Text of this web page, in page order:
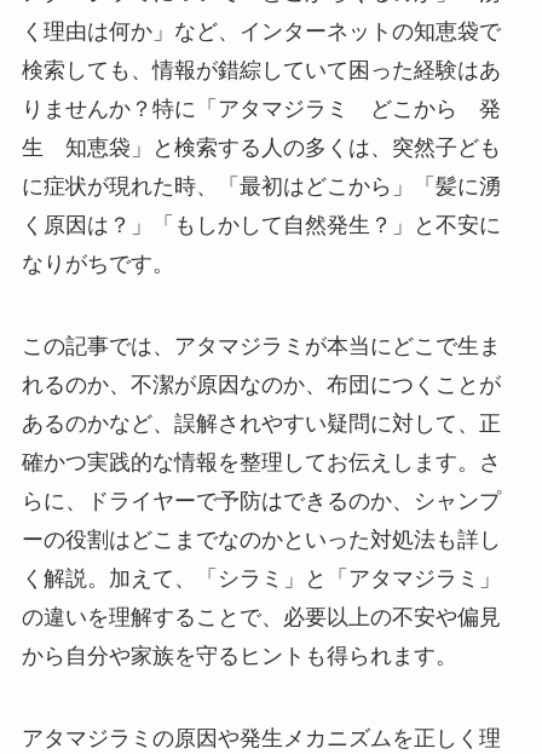
く理由は何か」など、インターネットの知恵袋で
検索しても、情報が錯綜していて困った経験はあ
りませんか？特に「アタマジラミ どこから 発
生 知恵袋」と検索する人の多くは、突然子ども
に症状が現れた時、「最初はどこから」「髪に湧
く原因は？」「もしかして自然発生？」と不安に
なりがちです。
この記事では、アタマジラミが本当にどこで生ま
れるのか、不潔が原因なのか、布団につくことが
あるのかなど、誤解されやすい疑問に対して、正
確かつ実践的な情報を整理してお伝えします。さ
らに、ドライヤーで予防はできるのか、シャンプ
ーの役割はどこまでなのかといった対処法も詳し
く解説。加えて、「シラミ」と「アタマジラミ」
の違いを理解することで、必要以上の不安や偏見
から自分や家族を守るヒントも得られます。
アタマジラミの原因や発生メカニズムを正しく理